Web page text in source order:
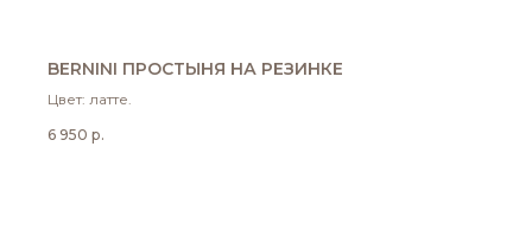
BERNINI ПРОСТЫНЯ НА РЕЗИНКЕ
Цвет: латте.
6 950 р.